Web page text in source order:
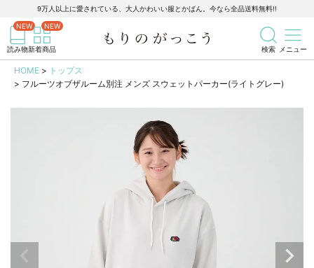
9万人以上に愛されている、大人かわいい服とかばん。今なら全品送料無料!!
読み物新着商品 検索 メニュー
商品を検索 記事を検索
HOME
トップス
フルーツオブザルーム別注 メンズ スウェットパーカー(ライトグレー)